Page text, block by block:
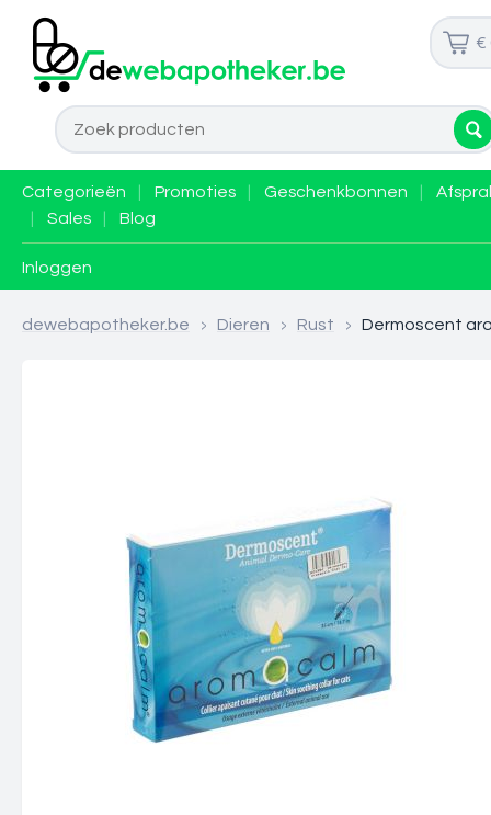
€
Categorieën Promoties Geschenkbonnen
Sales Blog
Inloggen
dewebapotheker.be > Dieren > Rust > Dermoscent